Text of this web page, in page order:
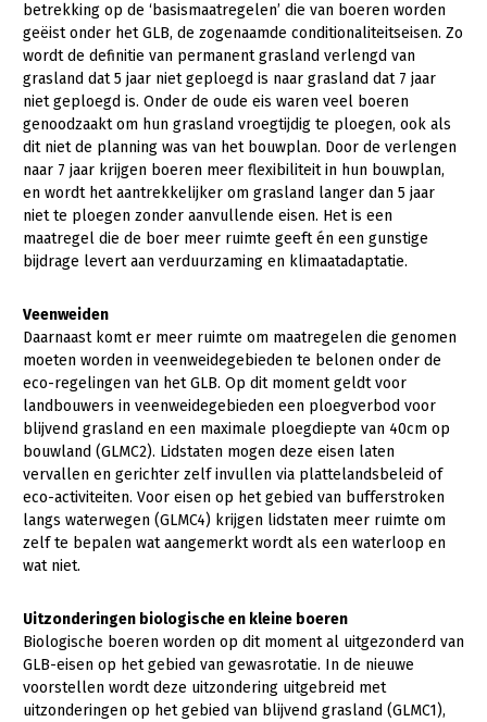
Bollenteelt
Bomen, vaste planten en zomerbloemen
Fruitteelt
Glastuinbouw
Paddenstoelen
Vollegrondsgroente
Multifunctionele landbouw
Vrouw en Bedrijf
Nieuws
Nieuwsabonnement
Webinars
Over LTO
LTO Nederland
Mensen
Medewerkers
Vakgroepbestuurders
Vacatures
Pers
Contact
betrekking op de ‘basismaatregelen’ die van boeren worden
geëist onder het GLB, de zogenaamde conditionaliteitseisen. Zo
wordt de definitie van permanent grasland verlengd van
grasland dat 5 jaar niet geploegd is naar grasland dat 7 jaar
niet geploegd is. Onder de oude eis waren veel boeren
genoodzaakt om hun grasland vroegtijdig te ploegen, ook als
dit niet de planning was van het bouwplan. Door de verlengen
naar 7 jaar krijgen boeren meer flexibiliteit in hun bouwplan,
en wordt het aantrekkelijker om grasland langer dan 5 jaar
niet te ploegen zonder aanvullende eisen. Het is een
maatregel die de boer meer ruimte geeft én een gunstige
bijdrage levert aan verduurzaming en klimaatadaptatie.
Veenweiden
Daarnaast komt er meer ruimte om maatregelen die genomen
moeten worden in veenweidegebieden te belonen onder de
eco-regelingen van het GLB. Op dit moment geldt voor
landbouwers in veenweidegebieden een ploegverbod voor
blijvend grasland en een maximale ploegdiepte van 40cm op
bouwland (GLMC2). Lidstaten mogen deze eisen laten
vervallen en gerichter zelf invullen via plattelandsbeleid of
eco-activiteiten. Voor eisen op het gebied van bufferstroken
langs waterwegen (GLMC4) krijgen lidstaten meer ruimte om
zelf te bepalen wat aangemerkt wordt als een waterloop en
wat niet.
Uitzonderingen biologische en kleine boeren
Biologische boeren worden op dit moment al uitgezonderd van
GLB-eisen op het gebied van gewasrotatie. In de nieuwe
voorstellen wordt deze uitzondering uitgebreid met
uitzonderingen op het gebied van blijvend grasland (GLMC1),